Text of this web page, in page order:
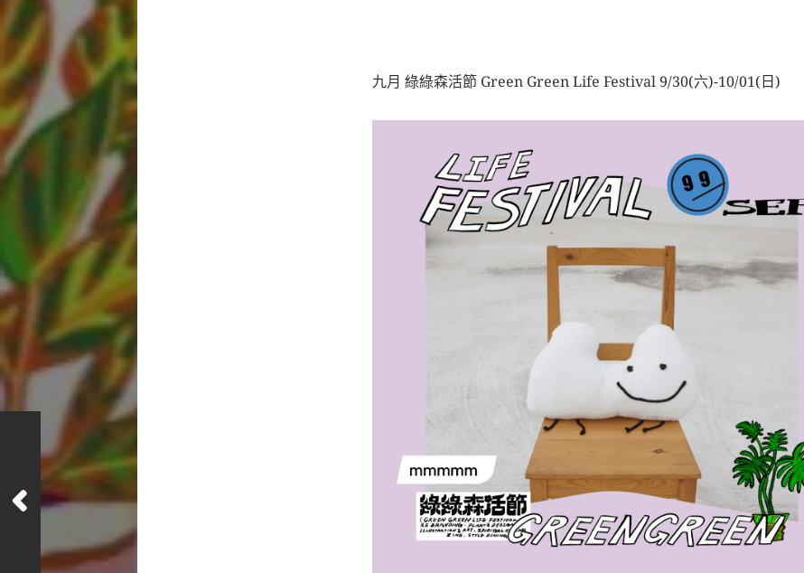
九月 綠綠森活節 Green Green Life Festival 9/30(六)-10/01(日)